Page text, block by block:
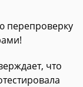
перепроверку
что